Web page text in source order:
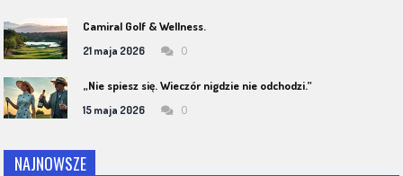
Camiral Golf & Wellness.
21 maja 2026 0
„Nie spiesz się. Wieczór nigdzie nie odchodzi.”
15 maja 2026 0
NAJNOWSZE